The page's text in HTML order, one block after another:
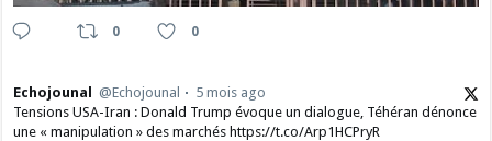
0 0
Echojounal @Echojounal
5 mois ago
Tensions USA-Iran : Donald Trump évoque un dialogue, Téhéran dénonce
une « manipulation » des marchés https://t.co/Arp1HCPryR